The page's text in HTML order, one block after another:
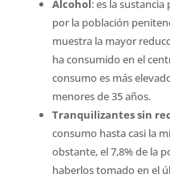
Alcohol: es la
por la población
muestra la mayor
ha consumido en el
consumo es más
menores de 35 años.
Tranquilizantes sin
consumo hasta casi la
obstante, el 7,8% de la
haberlos tomado en el